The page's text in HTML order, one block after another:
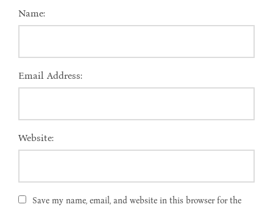
Name:
Email Address:
Website:
Save my name, email, and website in this browser for the